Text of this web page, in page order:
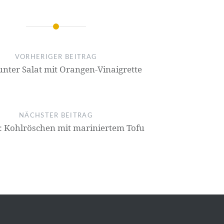
VORHERIGER BEITRAG
Salat mit Orangen-Vinaigrette
NÄCHSTER BEITRAG
Kohlröschen mit mariniertem Tofu